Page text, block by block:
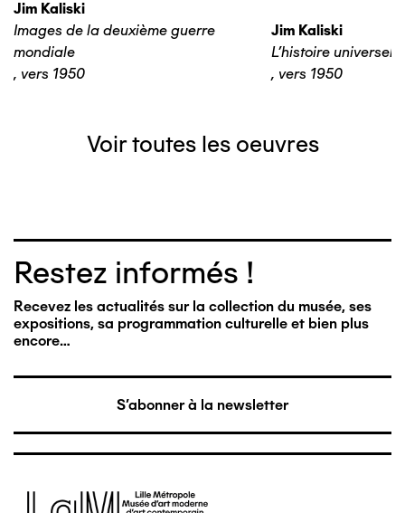
Jim Kaliski
Images de la deuxième guerre
mondiale
, vers 1950
Jim Kaliski
L’histoire universelle
, vers 1950
Voir toutes les oeuvres
Restez informés !
Recevez les actualités sur la collection du musée, ses
expositions, sa programmation culturelle et bien plus
encore…
S'abonner à la newsletter
Image